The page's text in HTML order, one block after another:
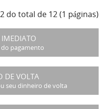
do total de 12 (1 páginas)
pagamento
DE VOLTA
seu dinheiro de volta